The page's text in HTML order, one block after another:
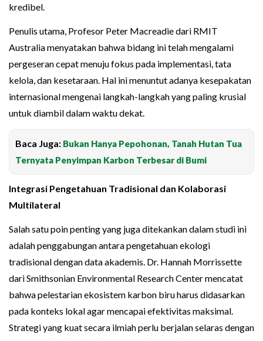
kredibel.
Penulis utama, Profesor Peter Macreadie dari RMIT
Australia menyatakan bahwa bidang ini telah mengalami
pergeseran cepat menuju fokus pada implementasi, tata
kelola, dan kesetaraan. Hal ini menuntut adanya kesepakatan
internasional mengenai langkah-langkah yang paling krusial
untuk diambil dalam waktu dekat.
Baca Juga: Bukan Hanya Pepohonan, Tanah Hutan Tua
Ternyata Penyimpan Karbon Terbesar di Bumi
Integrasi Pengetahuan Tradisional dan Kolaborasi
Multilateral
Salah satu poin penting yang juga ditekankan dalam studi ini
adalah penggabungan antara pengetahuan ekologi
tradisional dengan data akademis. Dr. Hannah Morrissette
dari Smithsonian Environmental Research Center mencatat
bahwa pelestarian ekosistem karbon biru harus didasarkan
pada konteks lokal agar mencapai efektivitas maksimal.
Strategi yang kuat secara ilmiah perlu berjalan selaras dengan